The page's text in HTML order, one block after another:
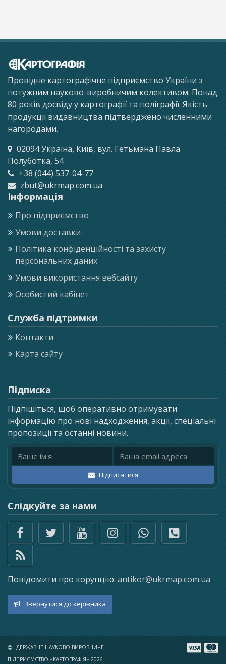
×
Провідне картографічне підприємство України з
потужним науково-виробничим колективом. Понад
80 років досвіду у картографії та поліграфії. Якість
продукції видавництва підтверджено численними
нагородами.
02094 Україна, Київ, вул. Гетьмана Павла
Полуботка, 54
+38 (044) 537-04-77
zbut@ukrmap.com.ua
Інформація
Про підприємство
Умови доставки
Політика конфіденційності та захисту
персональних даних
Умови використання вебсайту
Особистий кабінет
Служба підтримки
Контакти
Карта сайту
Підписка
Підпішіться, щоб оперативно отримувати
інформацію про нові надходження, акції, спеціальні
пропозиції та останні новини.
Ім'я Email адреса
Підписатися
Слідкуйте за нами
Повідомити про корупцію: antikor@ukrmap.com.ua
Звернутися до керівника
ДЕРЖАВНЕ НАУКОВО-ВИРОБНИЧЕ
ПІДПРИЄМСТВО «КАРТОГРАФІЯ» 2026